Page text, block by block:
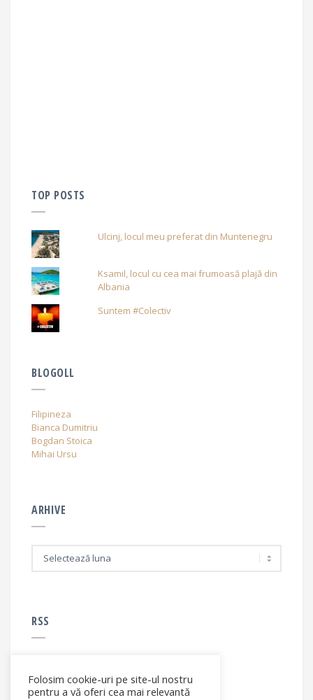
TOP POSTS
Ulcinj, locul meu preferat din Muntenegru
Ksamil, locul cu cea mai frumoasă plajă din
Albania
Suntem #Colectiv
BLOGOLL
Filipineza
Bianca Dumitriu
Bogdan Stoica
Mihai Ursu
ARHIVE
RSS
RSS - articole
Folosim cookie-uri pe site-ul nostru
pentru a vă oferi cea mai relevantă